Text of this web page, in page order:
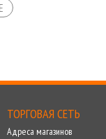
ТОРГОВАЯ СЕТЬ
Адреса магазинов